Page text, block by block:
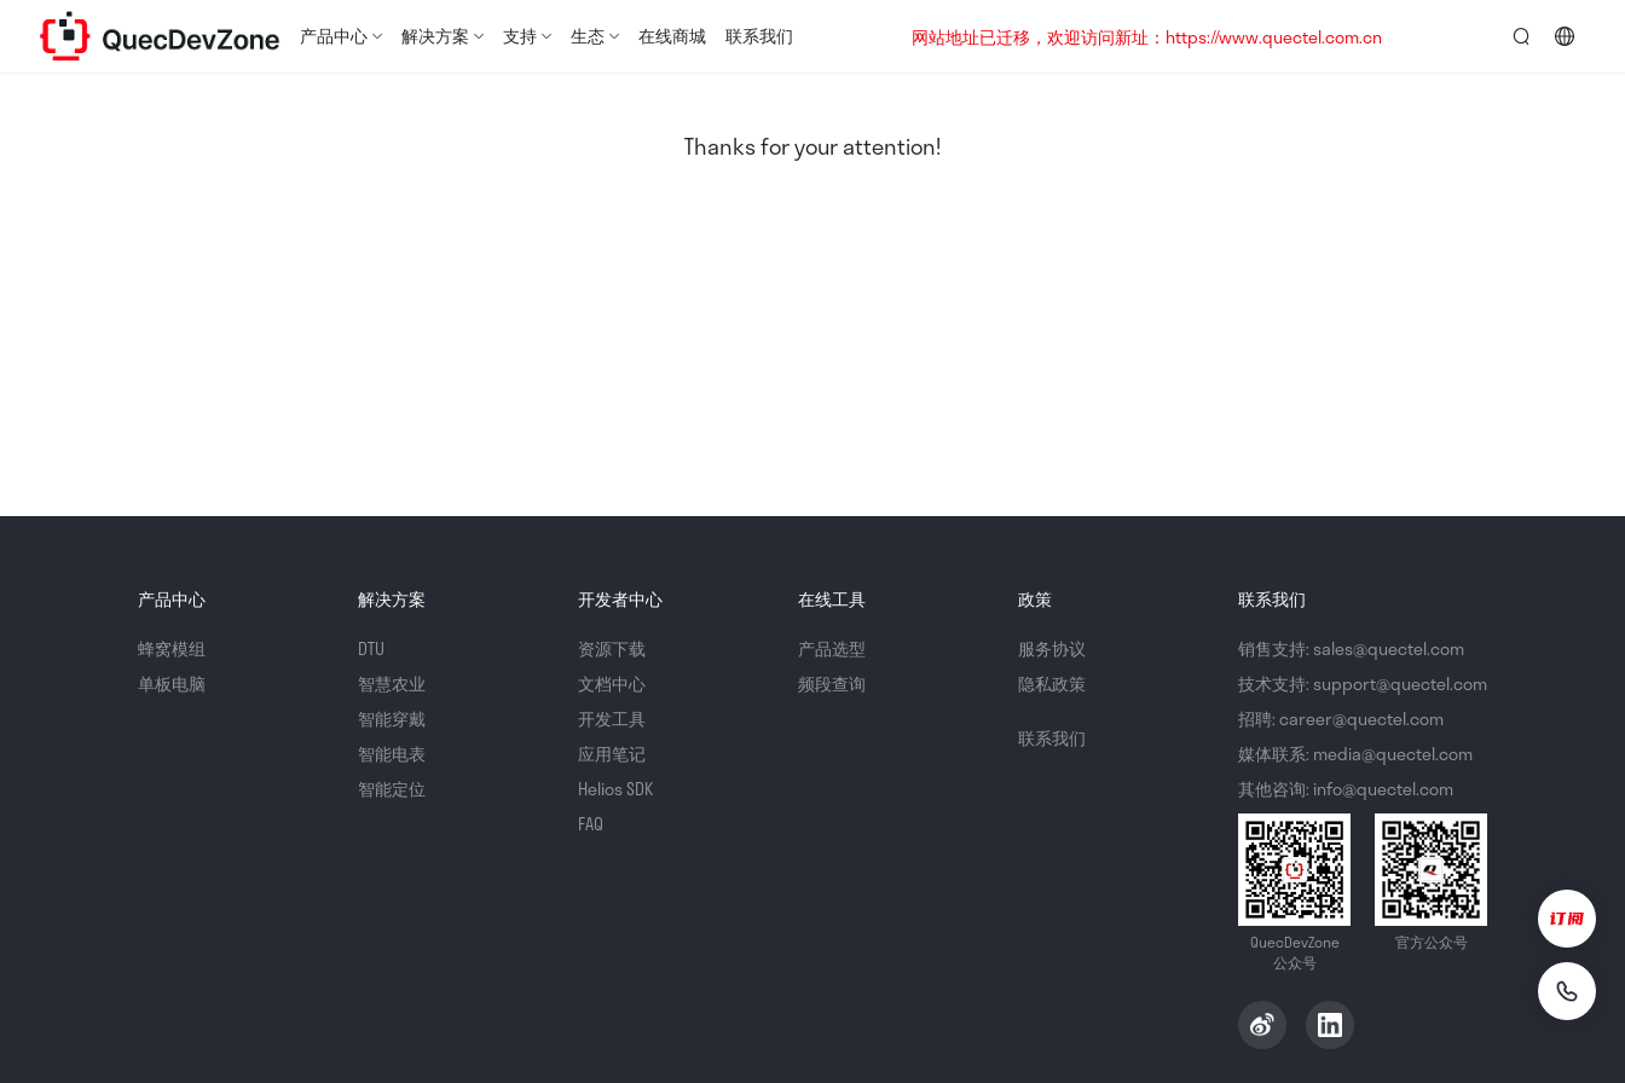
产品中心 解决方案 支持 生态 在线商城 联系我们
网站地址已迁移，欢迎访问新址：https://www.quectel.com.cn
Thanks for your attention!
产品中心
蜂窝模组
单板电脑
解决方案
DTU
智慧农业
智能穿戴
智能电表
智能定位
开发者中心
资源下载
文档中心
开发工具
应用笔记
Helios SDK
FAQ
在线工具
产品选型
频段查询
政策
服务协议
隐私政策
联系我们
联系我们
销售支持: sales@quectel.com
技术支持: support@quectel.com
招聘: career@quectel.com
媒体联系: media@quectel.com
其他咨询: info@quectel.com
QuecDevZone
公众号
官方公众号